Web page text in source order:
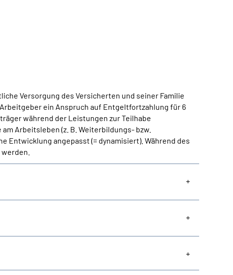
Versorgung des Versicherten und seiner Familie
ein Anspruch auf Entgeltfortzahlung für 6
während der Leistungen zur Teilhabe
Arbeitsleben (z. B. Weiterbildungs- bzw.
Entwicklung angepasst (= dynamisiert). Während des